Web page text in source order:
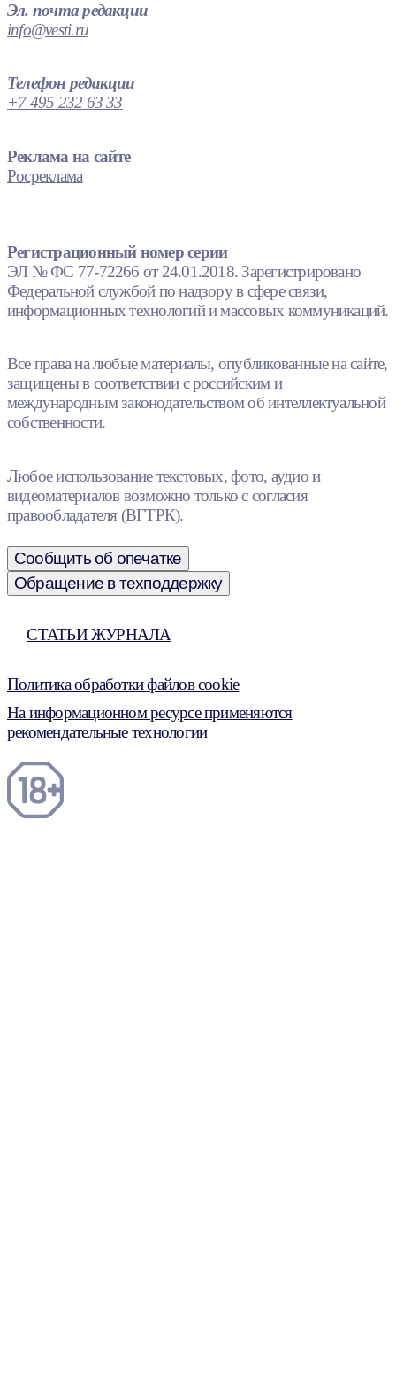
Эл. почта редакции
info@vesti.ru
Телефон редакции
+7 495 232 63 33
Реклама на сайте
Росреклама
Регистрационный номер серии
ЭЛ № ФС 77-72266 от 24.01.2018. Зарегистрировано
Федеральной службой по надзору в сфере связи,
информационных технологий и массовых коммуникаций.
Все права на любые материалы, опубликованные на сайте,
защищены в соответствии с российским и
международным законодательством об интеллектуальной
собственности.
Любое использование текстовых, фото, аудио и
видеоматериалов возможно только с согласия
правообладателя (ВГТРК).
Сообщить об опечатке
Обращение в техподдержку
СТАТЬИ ЖУРНАЛА
Политика обработки файлов cookie
На информационном ресурсе применяются
рекомендательные технологии